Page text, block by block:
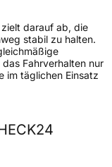
zielt darauf ab, die
stabil zu halten.
Fahrverhalten nur
im täglichen Einsatz